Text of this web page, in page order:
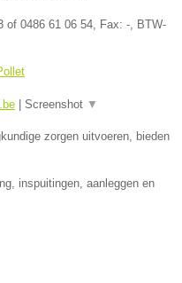
of 0486 61 06 54, Fax: -, BTW-
Screenshot ▼
zorgen uitvoeren, bieden
inspuitingen, aanleggen en